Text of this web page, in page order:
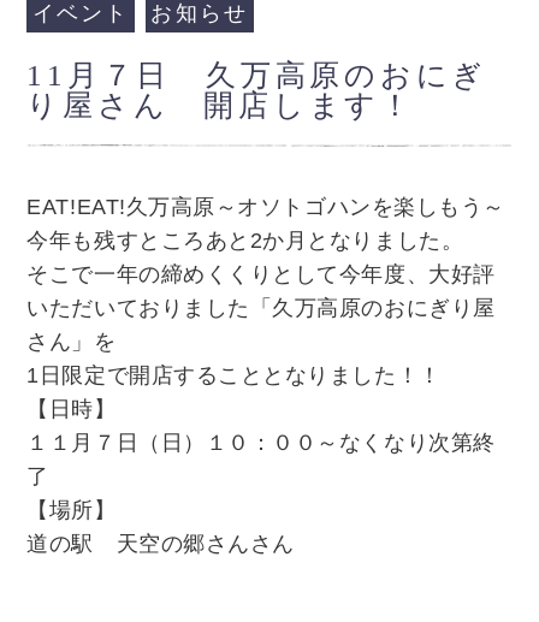
イベント お知らせ
11月７日 久万高原のおにぎ
り屋さん 開店します！
EAT!EAT!久万高原～オソトゴハンを楽しもう～
今年も残すところあと2か月となりました。
そこで一年の締めくくりとして今年度、大好評
いただいておりました「久万高原のおにぎり屋
さん」を
1日限定で開店することとなりました！！
【日時】
１１月７日（日）１０：００～なくなり次第終
了
【場所】
道の駅 天空の郷さんさん